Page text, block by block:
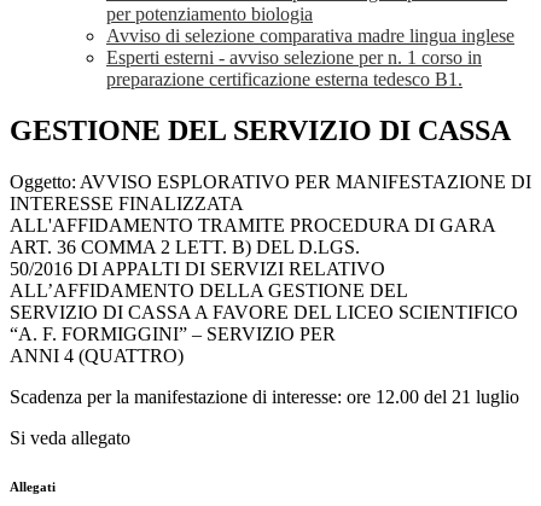
per potenziamento biologia
Avviso di selezione comparativa madre lingua inglese
Esperti esterni - avviso selezione per n. 1 corso in
preparazione certificazione esterna tedesco B1.
GESTIONE DEL SERVIZIO DI CASSA
Oggetto: AVVISO ESPLORATIVO PER MANIFESTAZIONE DI
INTERESSE FINALIZZATA
ALL'AFFIDAMENTO TRAMITE PROCEDURA DI GARA
ART. 36 COMMA 2 LETT. B) DEL D.LGS.
50/2016 DI APPALTI DI SERVIZI RELATIVO
ALL’AFFIDAMENTO DELLA GESTIONE DEL
SERVIZIO DI CASSA A FAVORE DEL LICEO SCIENTIFICO
“A. F. FORMIGGINI” – SERVIZIO PER
ANNI 4 (QUATTRO)
Scadenza per la manifestazione di interesse: ore 12.00 del 21 luglio
Si veda allegato
Allegati